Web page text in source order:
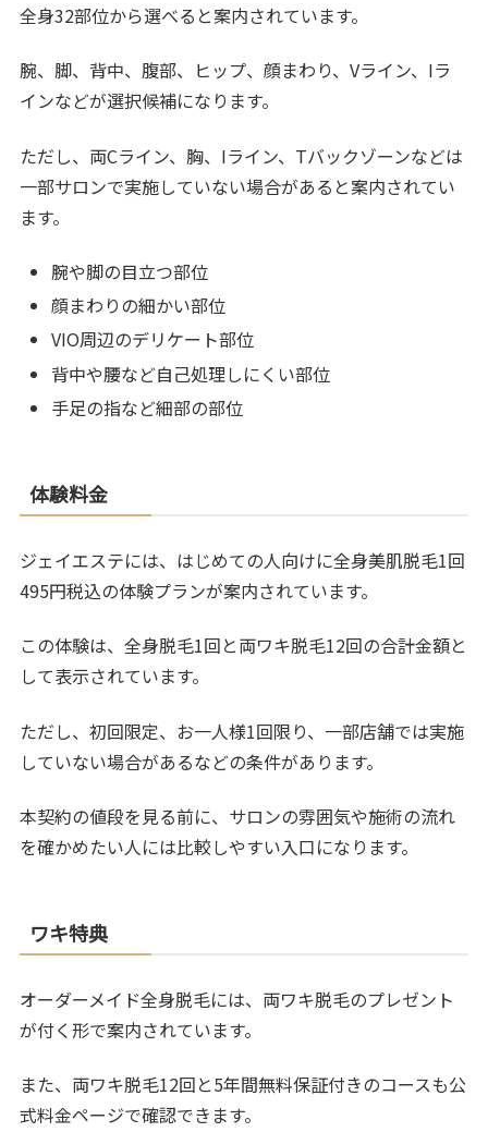
全身32部位から選べると案内されています。
腕、脚、背中、腹部、ヒップ、顔まわり、Vライン、Iラ
インなどが選択候補になります。
ただし、両Cライン、胸、Iライン、Tバックゾーンなどは
一部サロンで実施していない場合があると案内されてい
ます。
腕や脚の目立つ部位
顔まわりの細かい部位
VIO周辺のデリケート部位
背中や腰など自己処理しにくい部位
手足の指など細部の部位
体験料金
ジェイエステには、はじめての人向けに全身美肌脱毛1回
495円税込の体験プランが案内されています。
この体験は、全身脱毛1回と両ワキ脱毛12回の合計金額と
して表示されています。
ただし、初回限定、お一人様1回限り、一部店舗では実施
していない場合があるなどの条件があります。
本契約の値段を見る前に、サロンの雰囲気や施術の流れ
を確かめたい人には比較しやすい入口になります。
ワキ特典
オーダーメイド全身脱毛には、両ワキ脱毛のプレゼント
が付く形で案内されています。
また、両ワキ脱毛12回と5年間無料保証付きのコースも公
式料金ページで確認できます。